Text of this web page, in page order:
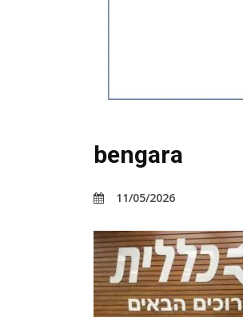
bengara
11/05/2026